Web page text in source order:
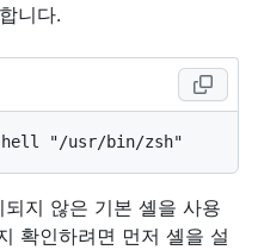
니다.
지 않은 기본 셸을 사용
확인하려면 먼저 셸을 설